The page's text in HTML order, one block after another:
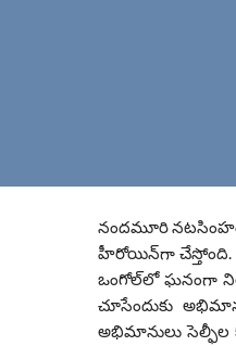
నందమూరి
హీరోయిన్‌గా చేస్తోంది.
ఒంగోల్‌లో ఘనంగా
చూసేందుకు
అభిమానులు సెల్ఫీల